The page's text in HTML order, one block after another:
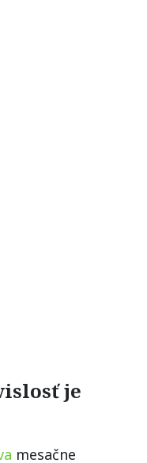
je
mesačne